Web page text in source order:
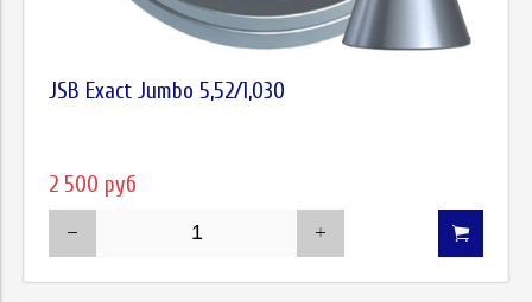
JSB Exact Jumbo 5,52/1,030
2 500 руб